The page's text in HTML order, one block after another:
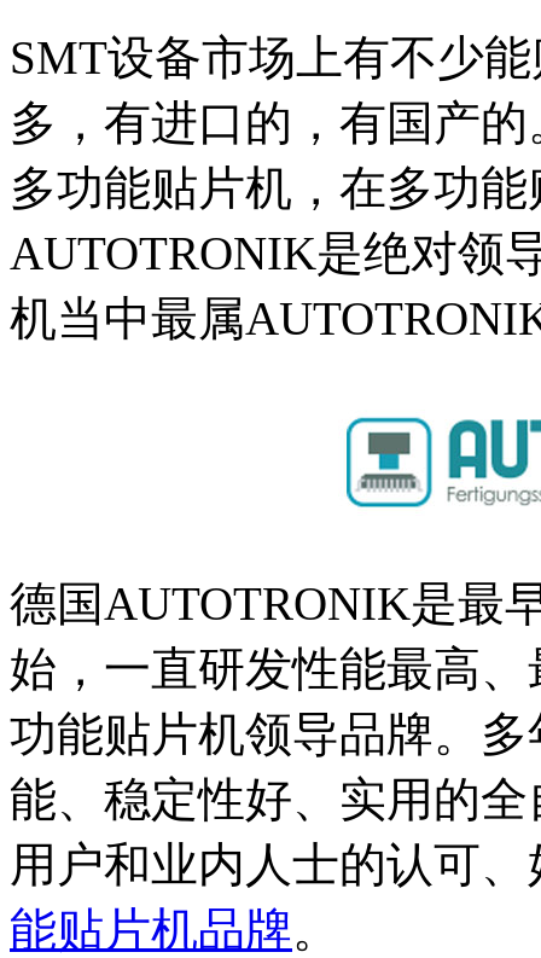
SMT设备市场上有不少
多，有进口的，有国产
多功能贴片机，在多功
AUTOTRONIK是绝对领
机当中最属
德国AUTOTRONIK是最
始，一直研发性能最高
功能贴片机领导品牌。
能、稳定性好、实用的
用户和业内人士的认可
能贴片机品牌。